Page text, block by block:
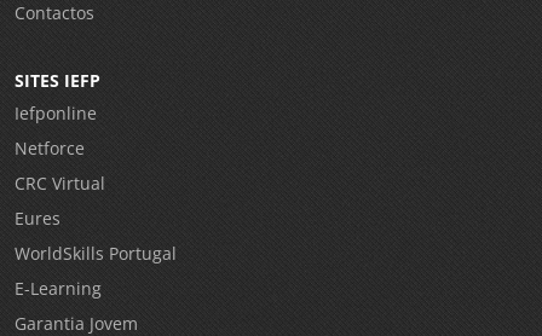
Contactos
SITES IEFP
Iefponline
Netforce
CRC Virtual
Eures
WorldSkills Portugal
E-Learning
Garantia Jovem